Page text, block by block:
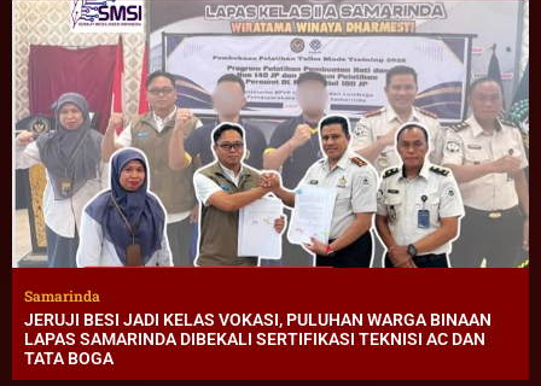
Samarinda
JERUJI BESI JADI KELAS VOKASI, PULUHAN WARGA BINAAN
LAPAS SAMARINDA DIBEKALI SERTIFIKASI TEKNISI AC DAN
TATA BOGA